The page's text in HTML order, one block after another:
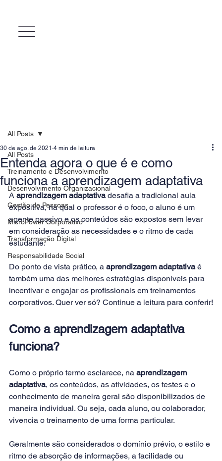
All Posts
Treinamento e Desenvolvimento
Desenvolvimento Organizacional
Gestão de Pessoas
MicroPower Corporativo
Transformação Digital
Responsabilidade Social
All Posts
Entenda agora o que é e como
funciona a aprendizagem adaptativa
30 de ago. de 2021 4 min de leitura
A aprendizagem adaptativa desafia a tradicional aula
expositiva, na qual o professor é o foco, o aluno é um
agente passivo e os conteúdos são expostos sem levar
em consideração as necessidades e o ritmo de cada
estudante.
Do ponto de vista prático, a aprendizagem adaptativa é
também uma das melhores estratégias disponíveis para
incentivar e engajar os profissionais em treinamentos
corporativos. Quer ver só? Continue a leitura para conferir!
Como a aprendizagem adaptativa
funciona?
Como o próprio termo esclarece, na aprendizagem
adaptativa, os conteúdos, as atividades, os testes e o
conhecimento de maneira geral são disponibilizados de
maneira individual. Ou seja, cada aluno, ou colaborador,
vivencia o treinamento de uma forma particular.
Geralmente são considerados o domínio prévio, o estilo e
ritmo de absorção de informações, a facilidade ou